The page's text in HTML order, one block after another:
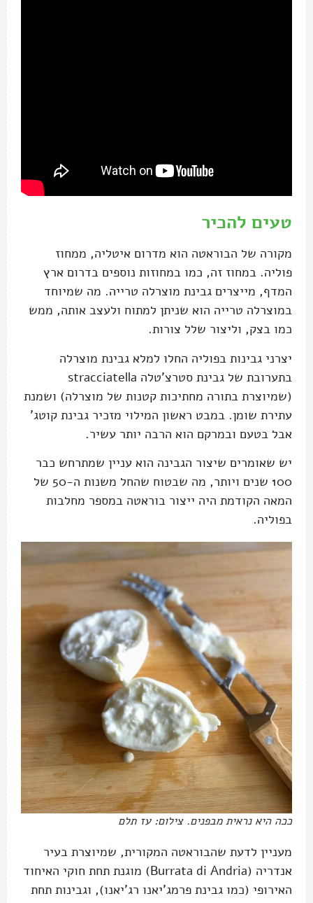
טעים להכיר
מקורה של הבוראטה הוא מדרום איטליה, ממחוז
פוליה. במחוז זה, כמו במחוזות נוספים בדרום ארץ
המדף, מייצרים גבינת מוצרלה טרייה. מה שמיוחד
במוצרלה טרייה הוא שניתן למתוח ולעצב אותה, ממש
כמו בצק, וליצור שלל צורות.
יצרני גבינות בפוליה החלו למלא גבינת מוצרלה
בתערובת של גבינת סטרצ'טלה stracciatella
(שמיוצרת בתורה מחתיכות קטנות של מוצרלה) ושמנת
עתירת שומן. במבט ראשון המילוי מזכיר גבינת קוטג'
אבל בטעם ובמרקם הוא הרבה יותר עשיר.
יש שאומרים שיצור הגבינה הוא עניין שמתרחש כבר
100 שנים ויותר, מה שבטוח שהחל משנות ה-50 של
המאה הקודמת היה ייצור בוראטה במספר מחלבות
בפוליה.
ככה היא נראית מבפנים. צילום: עז תלם
מעניין לדעת שהבוראטה המקורית, שמיוצרת בעיר
אנדריה (Burrata di Andria) מוגנת תחת חוקי האיחוד
האירופי (כמו גבינת פרמג'יאנו רג'יאנו), וגבינות תחת